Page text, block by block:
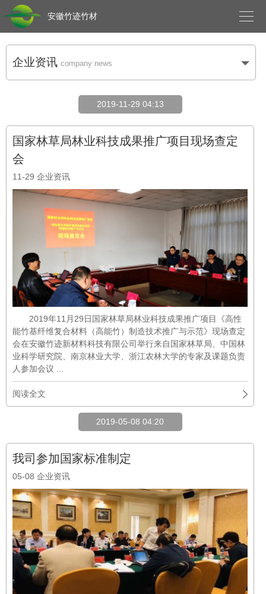
安徽竹迹竹材 
企业资讯 company news
2019-11-29 04:13
国家林草局林业科技成果推广项目现场查定
会
11-29 企业资讯
2019年11月29日国家林草局林业科技成果推广项目《高性
能竹基纤维复合材料（高能竹）制造技术推广与示范》现场查定
会在安徽竹迹新材料科技有限公司举行来自国家林草局、中国林
业科学研究院、南京林业大学、浙江农林大学的专家及课题负责
人参加会议 ...
阅读全文
2019-05-08 04:20
我司参加国家标准制定
05-08 企业资讯